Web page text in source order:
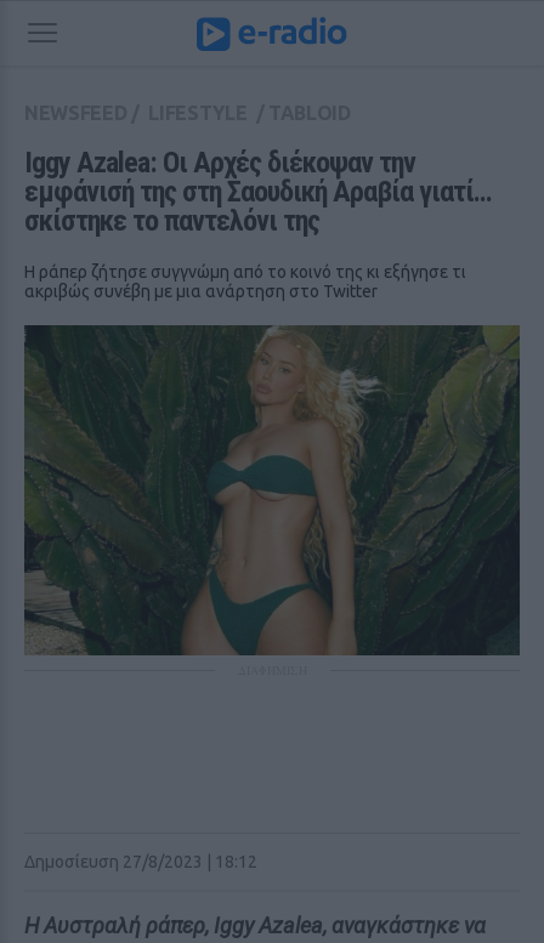
Iggy Azalea: Οι Αρχές διέκοψαν την
εμφάνισή της στη Σαουδική Αραβία γιατί...
σκίστηκε το παντελόνι της
Η ράπερ ζήτησε συγγνώμη από το κοινό της κι εξήγησε τι
ακριβώς συνέβη με μια ανάρτηση στο Twitter
Δημοσίευση 27/8/2023 | 18:12
Η Αυστραλή ράπερ, Iggy Azalea, αναγκάστηκε να